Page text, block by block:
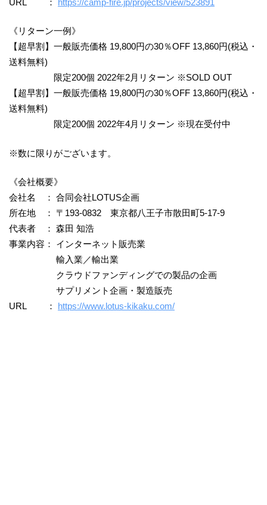
《リターン一例》
【超早割】一般販売価格 19,800円の30％OFF 13,860円(税込・
送料無料)
限定200個 2022年2月リターン ※SOLD OUT
【超早割】一般販売価格 19,800円の30％OFF 13,860円(税込・
送料無料)
限定200個 2022年4月リターン ※現在受付中
※数に限りがございます。
《会社概要》
会社名 ： 合同会社LOTUS企画
所在地 ： 〒193-0832 東京都八王子市散田町5-17-9
代表者 ： 森田 知浩
事業内容： インターネット販売業
輸入業／輸出業
クラウドファンディングでの製品の企画
サプリメント企画・製造販売
URL ： https://www.lotus-kikaku.com/